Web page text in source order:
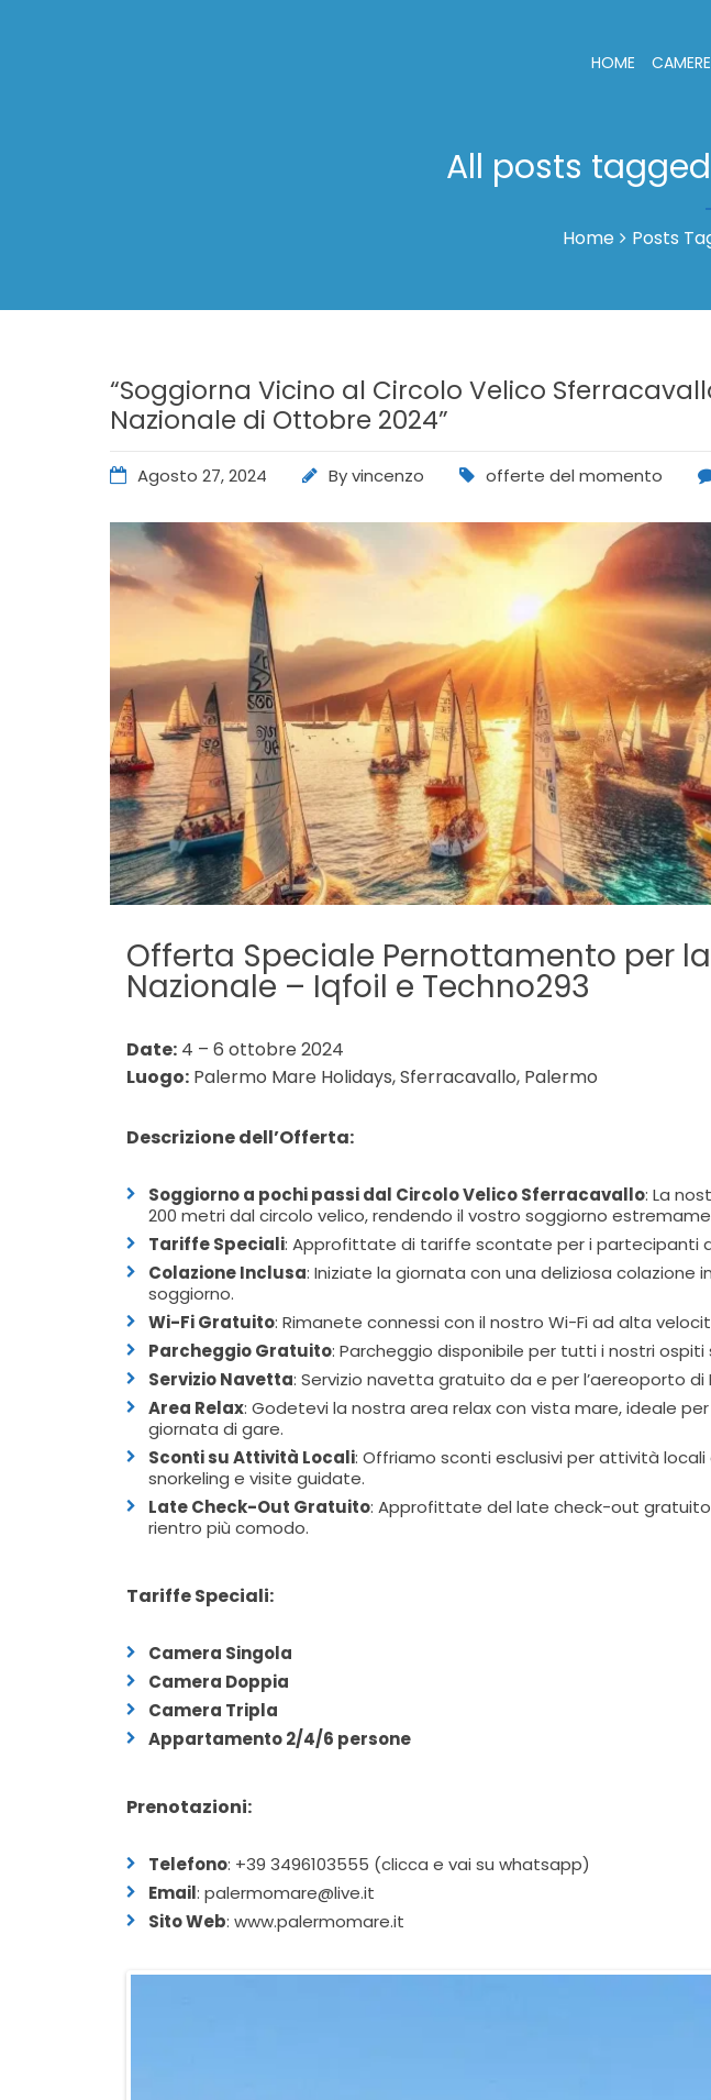
HOME CAMERE
All posts
Home Posts
“Soggiorna Vicino al Circolo Velico
Nazionale di Ottobre 2024”
Agosto 27, 2024 Byvincenzo offerte del momento
Offerta Speciale Pernottamento per
Nazionale – Iqfoil e Techno293
Date:4 – 6 ottobre 2024
Luogo:Palermo Mare Holidays, Sferracavallo, Palermo
Descrizione dell’Offerta:
Soggiorno a pochi passi dal Circolo Velico Sferracavallo: La
200 metri dal circolo velico, rendendo il vostro soggiorno
Tariffe Speciali: Approfittate di tariffe scontate per i partecipanti
Colazione Inclusa: Iniziate la giornata con una deliziosa colazione
soggiorno.
Wi-Fi Gratuito: Rimanete connessi con il nostro Wi-Fi ad alta
Parcheggio Gratuito: Parcheggio disponibile per tutti i nostri ospiti
Servizio Navetta: Servizio navetta gratuito da e per l’aereoporto di
Area Relax: Godetevi la nostra area relax con vista mare, ideale
giornata di gare.
Sconti su Attività Locali: Offriamo sconti esclusivi per attività locali
snorkeling e visite guidate.
Late Check-Out Gratuito: Approfittate del late check-out gratuito
rientro più comodo.
Tariffe Speciali:
Camera Singola
Camera Doppia
Camera Tripla
Appartamento 2/4/6 persone
Prenotazioni:
Telefono: +39 3496103555 (clicca e vai su whatsapp)
Email: palermomare@live.it
Sito Web: www.palermomare.it